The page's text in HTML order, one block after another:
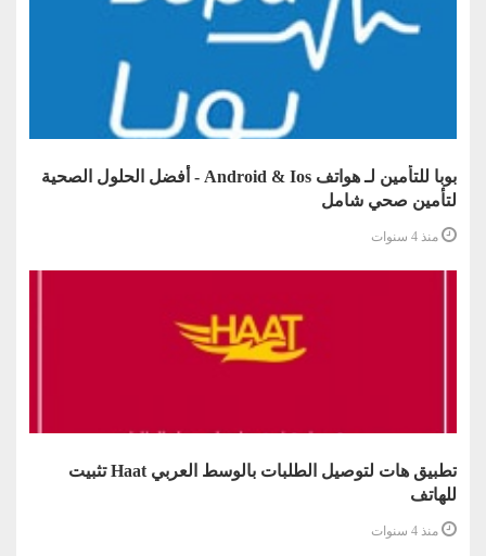
بوبا للتأمين لـ هواتف Android & Ios - أفضل الحلول الصحية
لتأمين صحي شامل
منذ 4 سنوات
تطبيق هات لتوصيل الطلبات بالوسط العربي Haat تثبيت
للهاتف
منذ 4 سنوات